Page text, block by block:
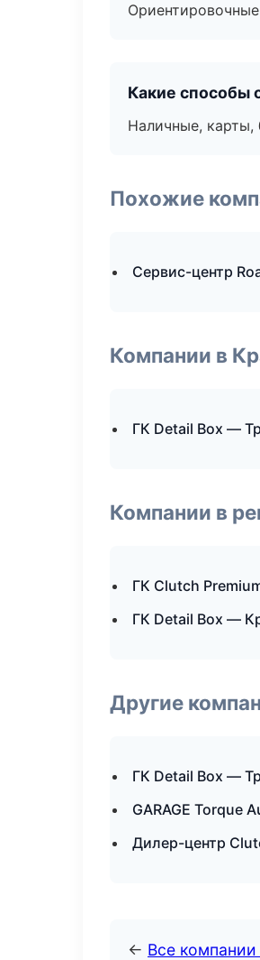
Какие способы
Наличные, карты,
Похожие
Сервис-центр
Компании в
ГК Detail Box —
Компании в
ГК Clutch
ГК Detail Box —
Другие
ГК Detail Box —
GARAGE Torque
Дилер-центр
← Все